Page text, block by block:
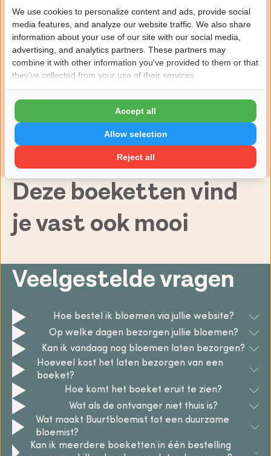
brengt instant een glimlach op elk gezicht! Gerbera's
zijn echte sfeermakers die je interieur meteen
opfleuren met hun grote, stralende bloemen. Dit
boeket bestaat uit een mix van de mooiste gerbera's in
verschillende kleuren. Van vurig oranje en koraalrood
tot zonnig geel en zachtroze. Het bijzondere? Alle
gerbera's dragen het MPS-A+ of MPS-A keurmerk,
waardoor je kiest voor de meest duurzame optie uit ons
assortiment. Wie maak jij blij met dit kleurrijke plaatje?
9.3/10 beoordeeld door 800+ klanten
Lokale, duurzame vakbloemist
Veilingverse boeketten met 7 dagen versgarantie
Deze boeketten vind
je vast ook mooi
Veelgestelde vragen
Hoe bestel ik bloemen via jullie website?
Op welke dagen bezorgen jullie bloemen?
Kan ik vandaag nog bloemen laten bezorgen?
Hoeveel kost het laten bezorgen van een
boeket?
Hoe komt het boeket eruit te zien?
Wat als de ontvanger niet thuis is?
Wat maakt Buurtbloemist tot een duurzame
bloemist?
Kan ik meerdere boeketten in één bestelling
We use cookies to personalize content and ads, provide social
media features, and analyze our website traffic. We also share
information about your use of our site with our social media,
advertising, and analytics partners. These partners may
combine it with other information you've provided to them or that
they've collected from your use of their services.
Reject all
Allow selection
Accept all